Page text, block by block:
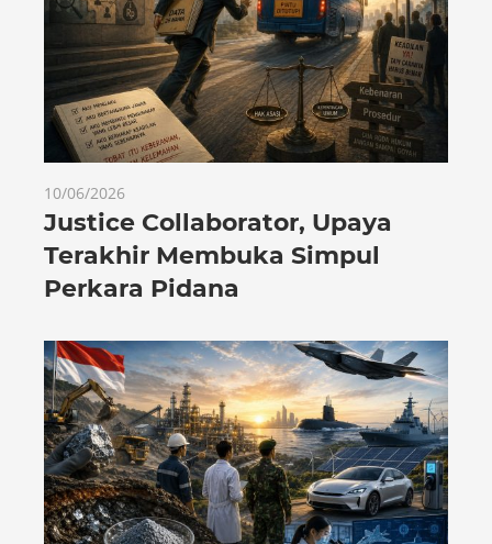
10/06/2026
Justice Collaborator, Upaya
Terakhir Membuka Simpul
Perkara Pidana